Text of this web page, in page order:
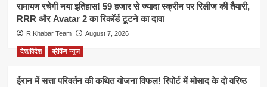
रामायण रचेगी नया इतिहास! 59 हजार से ज्यादा स्क्रीन पर रिलीज की तैयारी,
RRR और Avatar 2 का रिकॉर्ड टूटने का दावा
R.Khabar Team August 7, 2026
देश/विदेश ब्रेकिंग न्यूज
ईरान में सत्ता परिवर्तन की कथित योजना विफल! रिपोर्ट में मोसाद के दो वरिष्ठ